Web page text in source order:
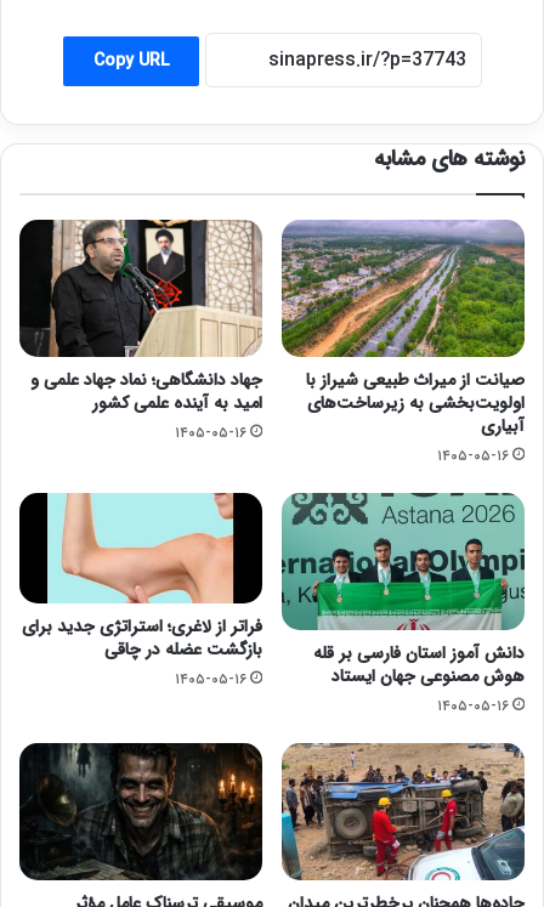
Copy URL
نوشته های مشابه
صیانت از میراث طبیعی شیراز با
اولویت‌بخشی به زیرساخت‌های
آبیاری
۱۴۰۵-۰۵-۱۶
جهاد دانشگاهی؛ نماد جهاد علمی و
امید به آینده علمی کشور
۱۴۰۵-۰۵-۱۶
دانش آموز استان فارسی بر قله
هوش مصنوعی جهان ایستاد
۱۴۰۵-۰۵-۱۶
فراتر از لاغری؛ استراتژی جدید برای
بازگشت عضله در چاقی
۱۴۰۵-۰۵-۱۶